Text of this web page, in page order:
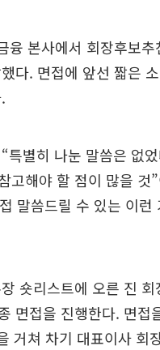
본사에서 회장후보
다. 면접에 앞선 짧은
별히 나눈 말씀은 없
고해야 할 점이 많을 것
말씀드릴 수 있는 이런
숏리스트에 오른 진
면접을 진행한다. 면접
거쳐 차기 대표이사 회